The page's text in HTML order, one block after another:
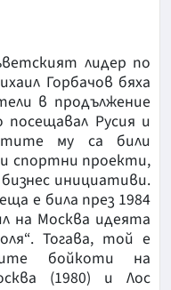
лидер по
Горбачов бяха
в продължение
посещавал Русия и
му са били
спортни проекти,
инициативи.
е била през 1984
на Москва идеята
Тогава, той е
бойкоти на
(1980) и Лос